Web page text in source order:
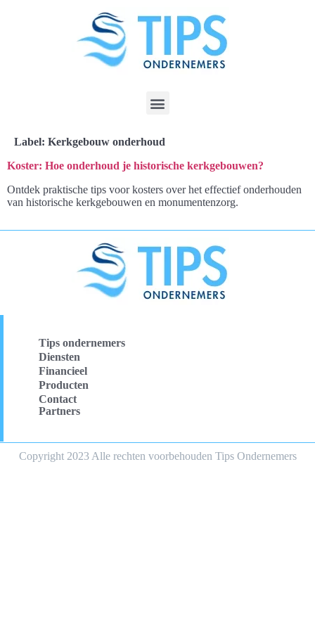
Label: Kerkgebouw onderhoud
Koster: Hoe onderhoud je historische kerkgebouwen?
Ontdek praktische tips voor kosters over het effectief onderhouden
van historische kerkgebouwen en monumentenzorg.
Tips ondernemers
Diensten
Financieel
Producten
Contact
Partners
Copyright 2023 Alle rechten voorbehouden Tips Ondernemers